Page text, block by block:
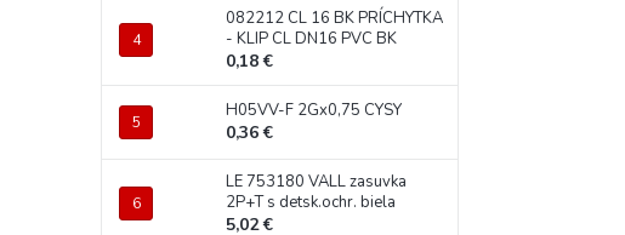
082212 CL 16 BK PRÍCHYTKA
- KLIP CL DN16 PVC BK
0,18 €
H05VV-F 2Gx0,75 CYSY
0,36 €
LE 753180 VALL zasuvka
2P+T s detsk.ochr. biela
5,02 €